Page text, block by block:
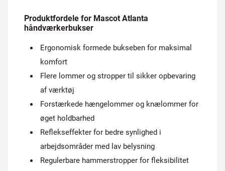
Produktfordele for Mascot Atlanta
håndværkerbukser
Ergonomisk formede bukseben for maksimal
komfort
Flere lommer og stropper til sikker opbevaring
af værktøj
Forstærkede hængelommer og knælommer for
øget holdbarhed
Reflekseffekter for bedre synlighed i
arbejdsområder med lav belysning
Regulerbare hammerstropper for fleksibilitet